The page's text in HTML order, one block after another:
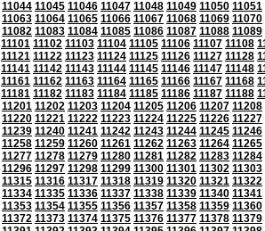
11044 11045 11046 11047 11048 11049 11050 11051
11063 11064 11065 11066 11067 11068 11069 11070
11082 11083 11084 11085 11086 11087 11088 11089
11101 11102 11103 11104 11105 11106 11107 11108
11121 11122 11123 11124 11125 11126 11127 11128
11141 11142 11143 11144 11145 11146 11147 11148
11161 11162 11163 11164 11165 11166 11167 11168
11181 11182 11183 11184 11185 11186 11187 11188
11201 11202 11203 11204 11205 11206 11207 11208
11220 11221 11222 11223 11224 11225 11226 11227
11239 11240 11241 11242 11243 11244 11245 11246
11258 11259 11260 11261 11262 11263 11264 11265
11277 11278 11279 11280 11281 11282 11283 11284
11296 11297 11298 11299 11300 11301 11302 11303
11315 11316 11317 11318 11319 11320 11321 11322
11334 11335 11336 11337 11338 11339 11340 11341
11353 11354 11355 11356 11357 11358 11359 11360
11372 11373 11374 11375 11376 11377 11378 11379